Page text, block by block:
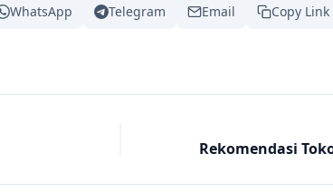
WhatsApp Telegram Email Copy Link
Rekomendasi